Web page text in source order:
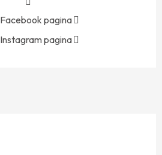
Facebook pagina
Instagram pagina